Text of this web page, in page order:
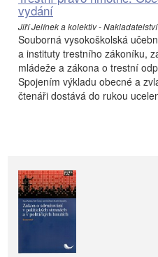
vydání
Jiří Jelínek a kolektiv - Nakladatelství
Souborná vysokoškolská
a instituty trestního zákoníku,
mládeže a zákona o trestní
Spojením výkladu obecné a
čtenáři dostává do rukou